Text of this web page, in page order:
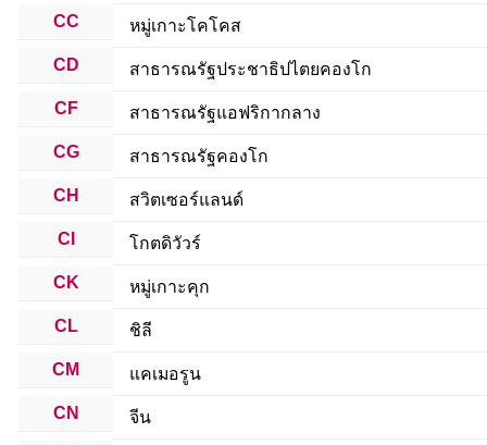
CC หมู่เกาะโคโคส
CD สาธารณรัฐประชาธิปไตยคองโก
CF สาธารณรัฐแอฟริกากลาง
CG สาธารณรัฐคองโก
CH สวิตเซอร์แลนด์
CI โกตดิวัวร์
CK หมู่เกาะคุก
CL ชิลี
CM แคเมอรูน
CN จีน